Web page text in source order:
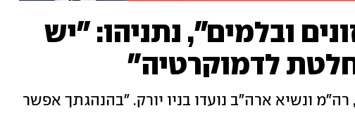
ובלמים", נתניהו: "יש
לדמוקרטיה"
ונשיא ארה"ב נועדו בניו יורק. "בהנהגתך אפשר